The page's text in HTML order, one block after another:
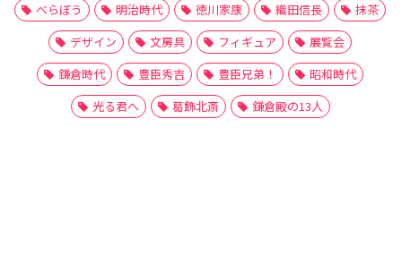
べらぼう
明治時代 徳川家康 織田信長
抹茶
デザイン
文房具 フィギュア
展覧会
鎌倉時代
豊臣秀吉 豊臣兄弟！
昭和時代
光る君へ
葛飾北斎 鎌倉殿の13人